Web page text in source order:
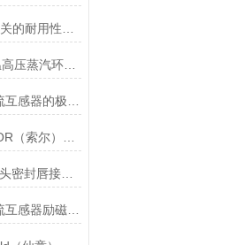
美国Northstar探头在高温高压蒸汽环境下的液位测量可靠性
DEUBLIN(杜博林)旋转接头密封唇接觖宽度和负载
谈谈Pearson(皮尔森)电流互感器励磁特性试验的目的